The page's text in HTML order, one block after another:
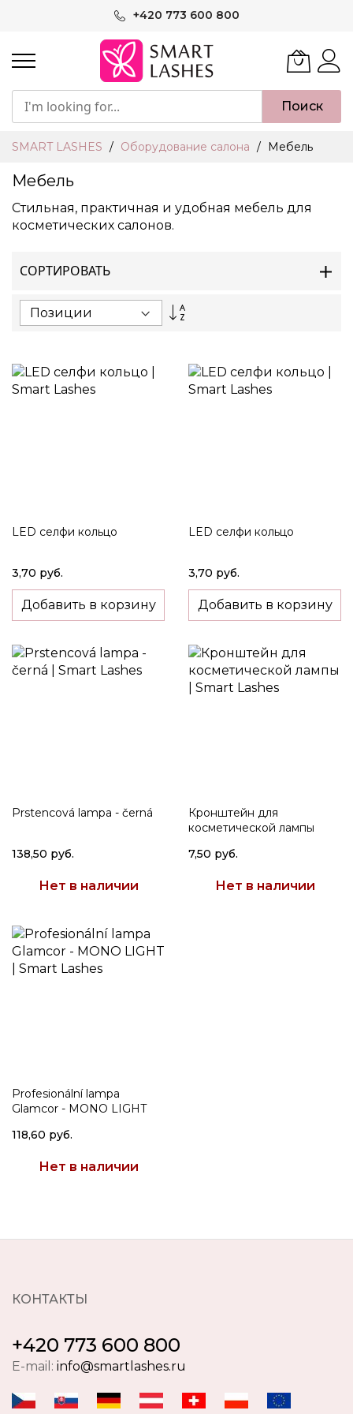
+420 773 600 800
Поиск
SMART LASHES Оборудование салона Мебель
Мебель
Стильная, практичная и удобная мебель для
косметических салонов.
СОРТИРОВАТЬ
Set
LED селфи кольцо
3,70 руб.
Добавить в корзину
LED селфи кольцо
3,70 руб.
Добавить в корзину
Prstencová lampa - černá
138,50 руб.
Нет в наличии
Кронштейн для
косметической лампы
7,50 руб.
Нет в наличии
Profesionální lampa
Glamcor - MONO LIGHT
118,60 руб.
Нет в наличии
КОНТАКТЫ
+420 773 600 800
E-mail: info@smartlashes.ru